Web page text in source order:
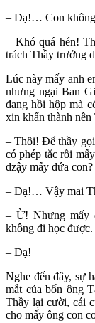
– Dạ!… Con
– Khó quá hén!
trách Thầy trưởng
Lúc này mấy anh
nhưng ngại Ban
đang hồi hộp mà
xin khẩn thành
– Thôi! Để thầy
có phép tắc rồi
dzậy mấy đứa
– Dạ!… Vậy mai
– Ừ! Nhưng mấy
không đi học được.
– Dạ!
Nghe đến đây, sự
mắt của bốn ông
Thầy lại cười, cái
cho mấy ông con